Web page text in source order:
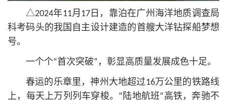
△2024年11月17日，靠泊在广州海洋地质调查局
科考码头的我国自主设计建造的首艘大洋钻探船梦想
号。
一个个“首次突破”，彰显高质量发展成色十足。
春运的乐章里，神州大地超过16万公里的铁路线
上，每天上万列列车穿梭。“陆地航班”高铁，奔驰不